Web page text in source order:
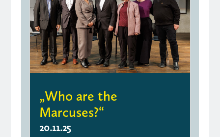
„Who are the
Marcuses?“
20.11.25